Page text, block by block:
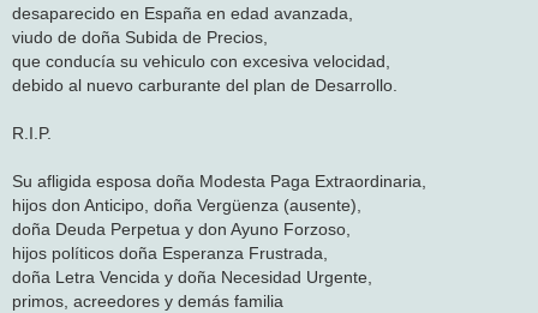
desaparecido en España en edad avanzada,
viudo de doña Subida de Precios,
que conducía su vehiculo con excesiva velocidad,
debido al nuevo carburante del plan de Desarrollo.
R.I.P.
Su afligida esposa doña Modesta Paga Extraordinaria,
hijos don Anticipo, doña Vergüenza (ausente),
doña Deuda Perpetua y don Ayuno Forzoso,
hijos políticos doña Esperanza Frustrada,
doña Letra Vencida y doña Necesidad Urgente,
primos, acreedores y demás familia